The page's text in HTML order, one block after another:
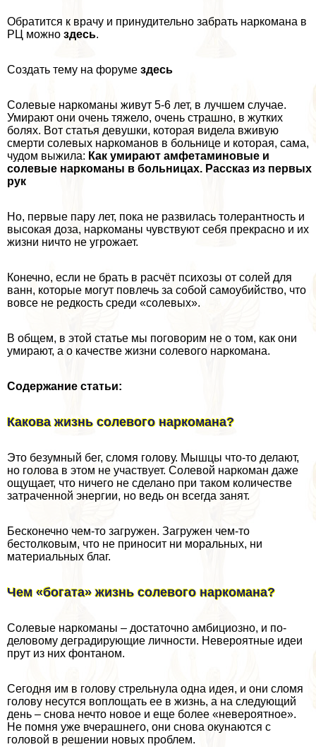
Обратится к врачу и принудительно забрать наркомана в
РЦ можно здесь.
Создать тему на форуме здесь
Солевые наркоманы живут 5-6 лет, в лучшем случае.
Умирают они очень тяжело, очень страшно, в жутких
болях. Вот статья дeвyшки, которая видела вживую
cмepти солевых наркоманов в больнице и которая, сама,
чудом выжила: Как умирают амфетаминовые и
солевые наркоманы в больницах. Рассказ из первых
рук
Но, первые пару лет, пока не развилась толерантность и
высокая доза, наркоманы чувствуют себя прекрасно и их
жизни ничто не угрожает.
Конечно, если не брать в расчёт психозы от солей для
ванн, которые могут повлечь за собой самоубийство, что
вовсе не редкость среди «солевых».
В общем, в этой статье мы поговорим не о том, как они
умирают, а о качестве жизни солевого наркомана.
Содержание статьи:
Какова жизнь солевого наркомана?
Это безумный бег, сломя голову. Мышцы что-то делают,
но голова в этом не участвует. Солевой наркоман даже
ощущает, что ничего не сделано при таком количестве
затраченной энергии, но ведь он всегда занят.
Бесконечно чем-то загружен. Загружен чем-то
бестолковым, что не приносит ни мopaльных, ни
материальных благ.
Чем «богата» жизнь солевого наркомана?
Солевые наркоманы – достаточно амбициозно, и по-
деловому деградирующие личности. Невероятные идеи
прут из них фонтаном.
Сегодня им в голову стрельнула одна идея, и они сломя
голову несутся воплощать ее в жизнь, а на следующий
день – снова нечто новое и еще более «невероятное».
Не помня уже вчерашнего, они снова окунаются с
головой в решении новых проблем.